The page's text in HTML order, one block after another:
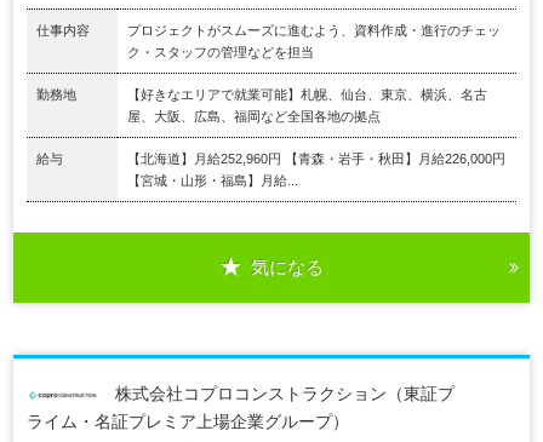
仕事内容
プロジェクトがスムーズに進むよう、資料作成・進行のチェッ
ク・スタッフの管理などを担当
勤務地
【好きなエリアで就業可能】札幌、仙台、東京、横浜、名古
屋、大阪、広島、福岡など全国各地の拠点
給与
【北海道】月給252,960円 【青森・岩手・秋田】月給226,000円
【宮城・山形・福島】月給...
気になる
株式会社コプロコンストラクション（東証プ
ライム・名証プレミア上場企業グループ）